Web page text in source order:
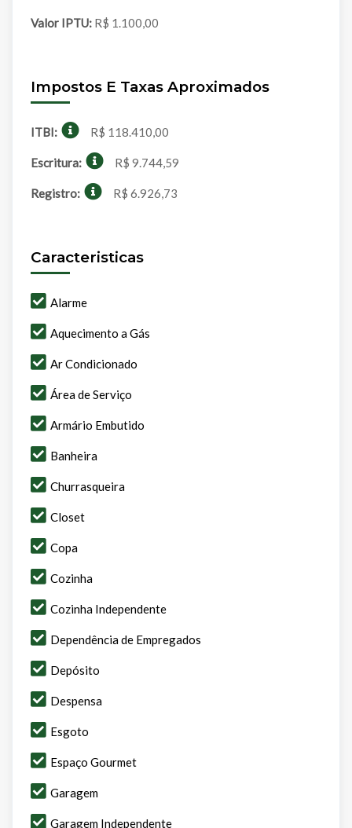
Valor IPTU: R$ 1.100,00
Impostos E Taxas Aproximados
ITBI: R$ 118.410,00
Escritura: R$ 9.744,59
Registro: R$ 6.926,73
Caracteristicas
Alarme
Aquecimento a Gás
Ar Condicionado
Área de Serviço
Armário Embutido
Banheira
Churrasqueira
Closet
Copa
Cozinha
Cozinha Independente
Dependência de Empregados
Depósito
Despensa
Esgoto
Espaço Gourmet
Garagem
Garagem Independente